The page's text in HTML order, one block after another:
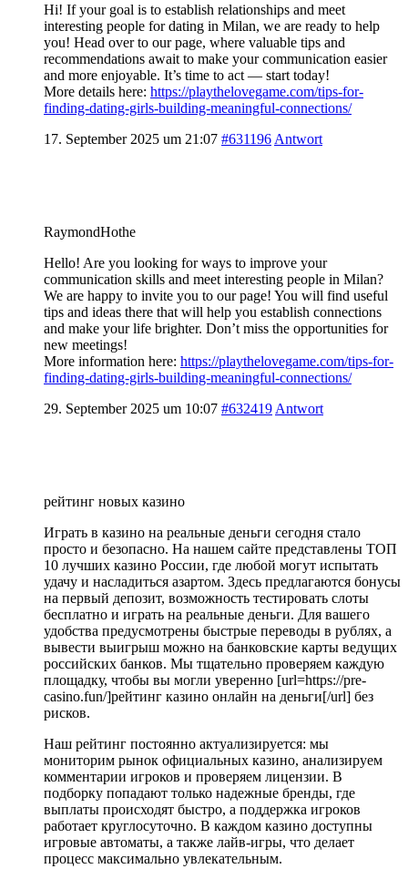
Hi! If your goal is to establish relationships and meet
interesting people for dating in Milan, we are ready to help
you! Head over to our page, where valuable tips and
recommendations await to make your communication easier
and more enjoyable. It’s time to act — start today!
More details here: https://playthelovegame.com/tips-for-
finding-dating-girls-building-meaningful-connections/
17. September 2025 um 21:07 #631196 Antwort
RaymondHothe
Hello! Are you looking for ways to improve your
communication skills and meet interesting people in Milan?
We are happy to invite you to our page! You will find useful
tips and ideas there that will help you establish connections
and make your life brighter. Don’t miss the opportunities for
new meetings!
More information here: https://playthelovegame.com/tips-for-
finding-dating-girls-building-meaningful-connections/
29. September 2025 um 10:07 #632419 Antwort
рейтинг новых казино
Играть в казино на реальные деньги сегодня стало
просто и безопасно. На нашем сайте представлены ТОП
10 лучших казино России, где любой могут испытать
удачу и насладиться азартом. Здесь предлагаются бонусы
на первый депозит, возможность тестировать слоты
бесплатно и играть на реальные деньги. Для вашего
удобства предусмотрены быстрые переводы в рублях, а
вывести выигрыш можно на банковские карты ведущих
российских банков. Мы тщательно проверяем каждую
площадку, чтобы вы могли уверенно [url=https://pre-
casino.fun/]рейтинг казино онлайн на деньги[/url] без
рисков.
Наш рейтинг постоянно актуализируется: мы
мониторим рынок официальных казино, анализируем
комментарии игроков и проверяем лицензии. В
подборку попадают только надежные бренды, где
выплаты происходят быстро, а поддержка игроков
работает круглосуточно. В каждом казино доступны
игровые автоматы, а также лайв-игры, что делает
процесс максимально увлекательным.